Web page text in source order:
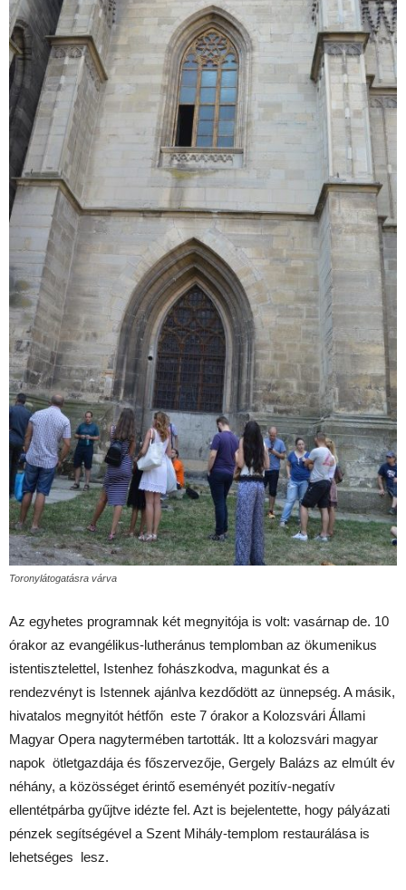
Toronylátogatásra várva
Az egyhetes programnak két megnyitója is volt: vasárnap de. 10
órakor az evangélikus-lutheránus templomban az ökumenikus
istentisztelettel, Istenhez fohászkodva, magunkat és a
rendezvényt is Istennek ajánlva kezdődött az ünnepség. A másik,
hivatalos megnyitót hétfőn este 7 órakor a Kolozsvári Állami
Magyar Opera nagytermében tartották. Itt a kolozsvári magyar
napok ötletgazdája és főszervezője, Gergely Balázs az elmúlt év
néhány, a közösséget érintő eseményét pozitív-negatív
ellentétpárba gyűjtve idézte fel. Azt is bejelentette, hogy pályázati
pénzek segítségével a Szent Mihály-templom restaurálása is
lehetséges lesz.